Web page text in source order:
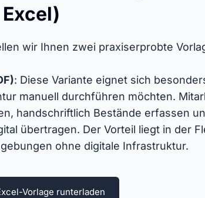
wir Ihnen zwei praxiserprobte
: Diese Variante eignet sich
manuell durchführen möchten.
handschriftlich Bestände erfassen
übertragen. Der Vorteil liegt in der
ohne digitale Infrastruktur.
Vorlage runterladen